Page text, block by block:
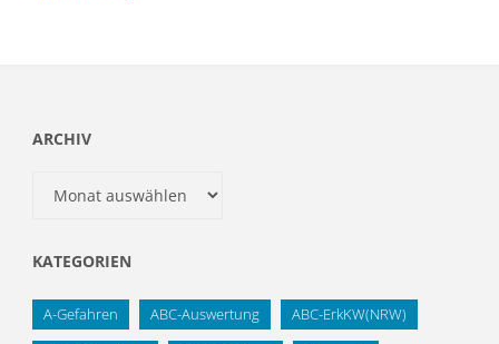
ARCHIV
KATEGORIEN
A-Gefahren ABC-Auswertung ABC-ErkKW(NRW)